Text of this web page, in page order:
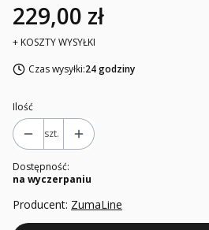
229,00 zł
+ KOSZTY WYSYŁKI
Czas wysyłki:24 godziny
Ilość
szt.
Dostępność:
na wyczerpaniu
Producent: ZumaLine